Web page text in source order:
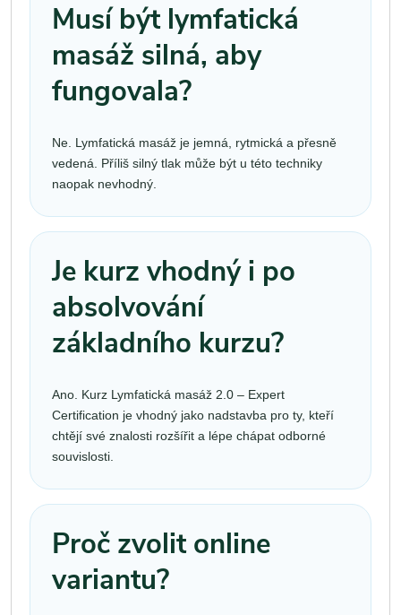
Musí být lymfatická
masáž silná, aby
fungovala?
Ne. Lymfatická masáž je jemná, rytmická a přesně
vedená. Příliš silný tlak může být u této techniky
naopak nevhodný.
Je kurz vhodný i po
absolvování
základního kurzu?
Ano. Kurz Lymfatická masáž 2.0 – Expert
Certification je vhodný jako nadstavba pro ty, kteří
chtějí své znalosti rozšířit a lépe chápat odborné
souvislosti.
Proč zvolit online
variantu?